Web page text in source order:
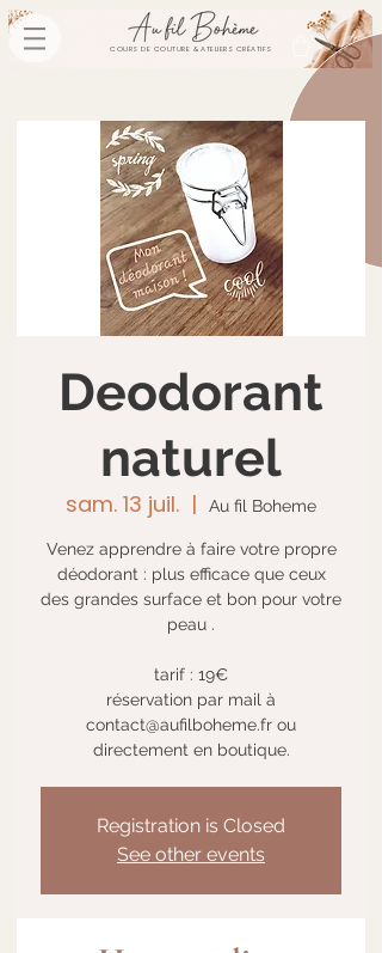
COURS DE COUTURE & ATELIERS CRÉATIFS
Deodorant
naturel
sam. 13 juil.
  |
Au fil Boheme
Venez apprendre à faire votre propre
déodorant : plus efficace que ceux
des grandes surface et bon pour votre
peau .
tarif : 19€
réservation par mail à
contact@aufilboheme.fr ou
directement en boutique.
Registration is Closed
See other events